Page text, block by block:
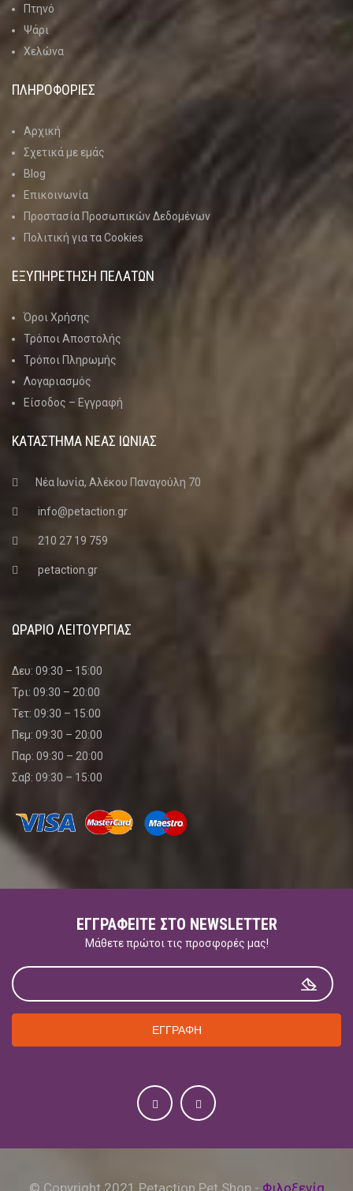
Πτηνό
Ψάρι
Χελώνα
ΠΛΗΡΟΦΟΡΙΕΣ
Αρχική
Σχετικά με εμάς
Blog
Επικοινωνία
Προστασία Προσωπικών Δεδομένων
Πολιτική για τα Cookies
ΕΞΥΠΗΡΕΤΗΣΗ ΠΕΛΑΤΩΝ
Όροι Χρήσης
Τρόποι Αποστολής
Τρόποι Πληρωμής
Λογαριασμός
Είσοδος – Εγγραφή
ΚΑΤΑΣΤΗΜΑ ΝΈΑΣ ΙΩΝΊΑΣ
Νέα Ιωνία, Αλέκου Παναγούλη 70
info@petaction.gr
210 27 19 759
petaction.gr
ΩΡΑΡΙΟ ΛΕΙΤΟΥΡΓΙΑΣ
Δευ: 09:30 – 15:00
Τρι: 09:30 – 20:00
Τετ: 09:30 – 15:00
Πεμ: 09:30 – 20:00
Παρ: 09:30 – 20:00
Σαβ: 09:30 – 15:00
ΕΓΓΡΑΦΕΊΤΕ ΣΤΟ NEWSLETTER
Μάθετε πρώτοι τις προσφορές μας!
ΕΓΓΡΑΦΗ
© Copyright 2021 Petaction Pet Shop - Φιλοξενία